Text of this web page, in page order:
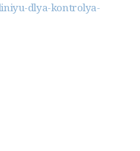
dlya-kontrolya-